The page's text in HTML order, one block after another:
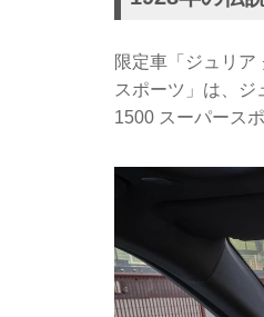
限定車「ジュリア
スポーツ」は、ジ
1500 スーパース